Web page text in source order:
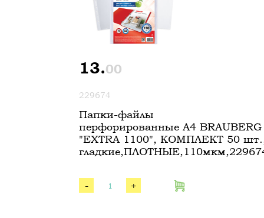
13.00
229674
Папки-файлы
перфорированные А4 BRAUBERG
"EXTRA 1100", КОМПЛЕКТ 50
- +